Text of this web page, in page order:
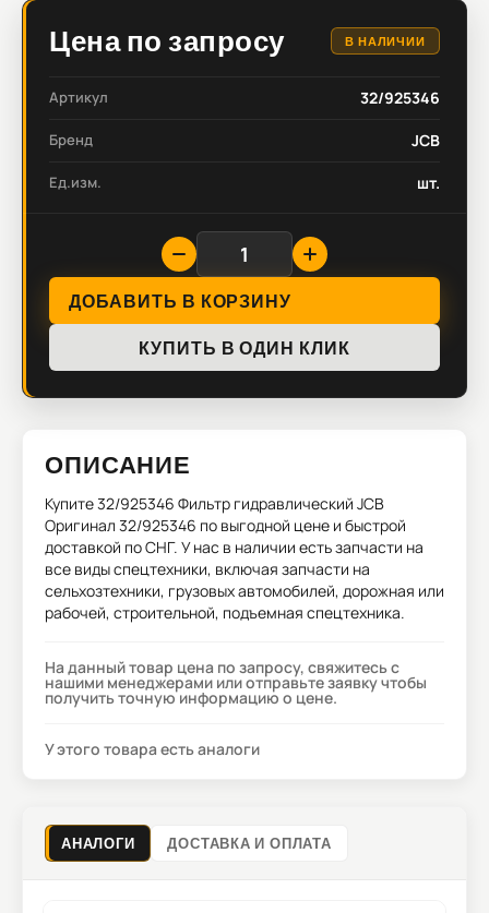
Цена по запросу В НАЛИЧИИ
Артикул 32/925346
Бренд JCB
Ед.изм. шт.
ДОБАВИТЬ В КОРЗИНУ
КУПИТЬ В ОДИН КЛИК
ОПИСАНИЕ
Купите32/925346 Фильтр гидравлический JCB
Оригинал 32/925346 по выгодной цене и быстрой
доставкой по СНГ. У нас в наличии есть запчасти на
все виды спецтехники, включая запчасти на
сельхозтехники, грузовых автомобилей, дорожная или
рабочей, строительной, подъемная спецтехника.
На данный товар цена по запросу, свяжитесь с
нашими менеджерами или отправьте заявку чтобы
получить точную информацию о цене.
У этого товара есть аналоги
АНАЛОГИ ДОСТАВКА И ОПЛАТА